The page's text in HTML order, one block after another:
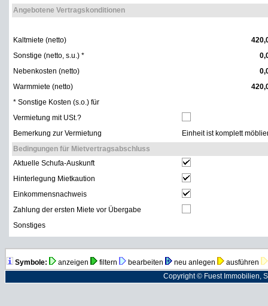
Angebotene Vertragskonditionen
Kaltmiete (netto)
Sonstige (netto, s.u.) *
Nebenkosten (netto)
Warmmiete (netto)
* Sonstige Kosten (s.o.) für
Vermietung mit USt.?
Bemerkung zur Vermietung
Einheit ist komplett
Bedingungen für Mietvertragsabschluss
Aktuelle Schufa-Auskunft
Hinterlegung Mietkaution
Einkommensnachweis
Zahlung der ersten Miete vor Übergabe
Sonstiges
Symbole: anzeigen filtern bearbeiten neu anlegen
ausführen
Copyright © Fuest Immobilien,